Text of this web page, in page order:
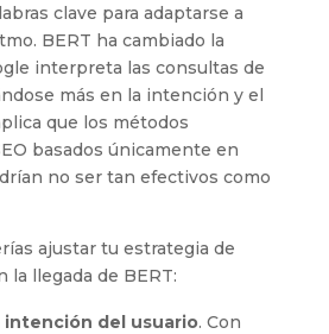
clave para adaptarse a
BERT ha cambiado la
interpreta las consultas de
más en la intención y el
que los métodos
basados únicamente en
no ser tan efectivos como
ajustar tu estrategia de
la llegada de BERT:
intención del usuario. Con